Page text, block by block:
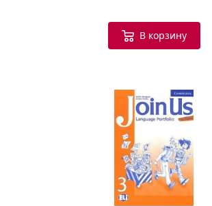
В корзину